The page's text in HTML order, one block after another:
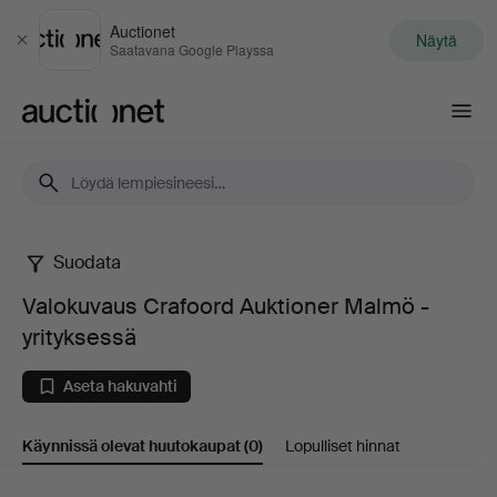
Sulje
Auctionet
Saatavana Google Playssa Näytä
Valokuvaus
Crafoord
Auktioner
Malmö
Suodata
Valokuvaus Crafoord Auktioner Malmö -
yrityksessä
Aseta hakuvahti
Käynnissä olevat huutokaupat(0) Lopulliset hinnat